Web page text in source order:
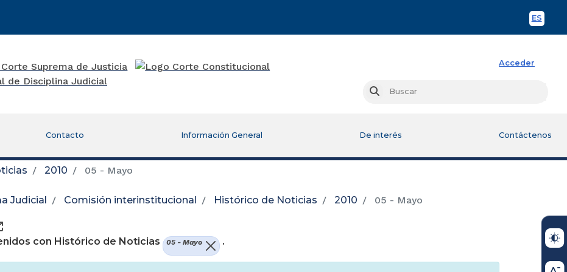
ES
Acceder
Buscar
Contacto Información General De interés Contáctenos
2010 05 - Mayo
Judicial Comisión interinstitucional Histórico de Noticias 2010 05 - Mayo
(Abre una nueva ventana)
con Histórico de Noticias
05 - Mayo .